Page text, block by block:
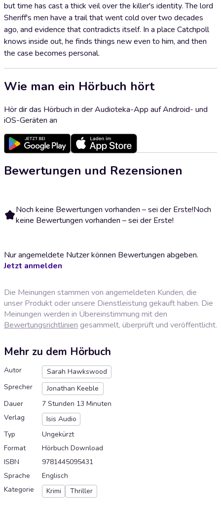
but time has cast a thick veil over the killer's identity. The lord
Sheriff's men have a trail that went cold over two decades
ago, and evidence that contradicts itself. In a place Catchpoll
knows inside out, he finds things new even to him, and then
the case becomes personal.
Wie man ein Hörbuch hört
Hör dir das Hörbuch in der Audioteka-App auf Android- und
iOS-Geräten an
Bewertungen und Rezensionen
Noch keine Bewertungen vorhanden – sei der Erste!Noch
keine Bewertungen vorhanden – sei der Erste!
Nur angemeldete Nutzer können Bewertungen abgeben.
Jetzt anmelden
Die Meinungen stammen von angemeldeten Kunden, die
unser Produkt oder unsere Dienstleistung gekauft haben. Die
Meinungen werden in Übereinstimmung mit den
Bewertungsrichtlinien gesammelt, überprüft und veröffentlicht.
Mehr zu dem Hörbuch
Autor
Sarah Hawkswood
Sprecher
Jonathan Keeble
Dauer
7 Stunden 13 Minuten
Verlag
Isis Audio
Typ
Ungekürzt
Format
Hörbuch Download
ISBN
9781445095431
Sprache
Englisch
Kategorie
Krimi Thriller